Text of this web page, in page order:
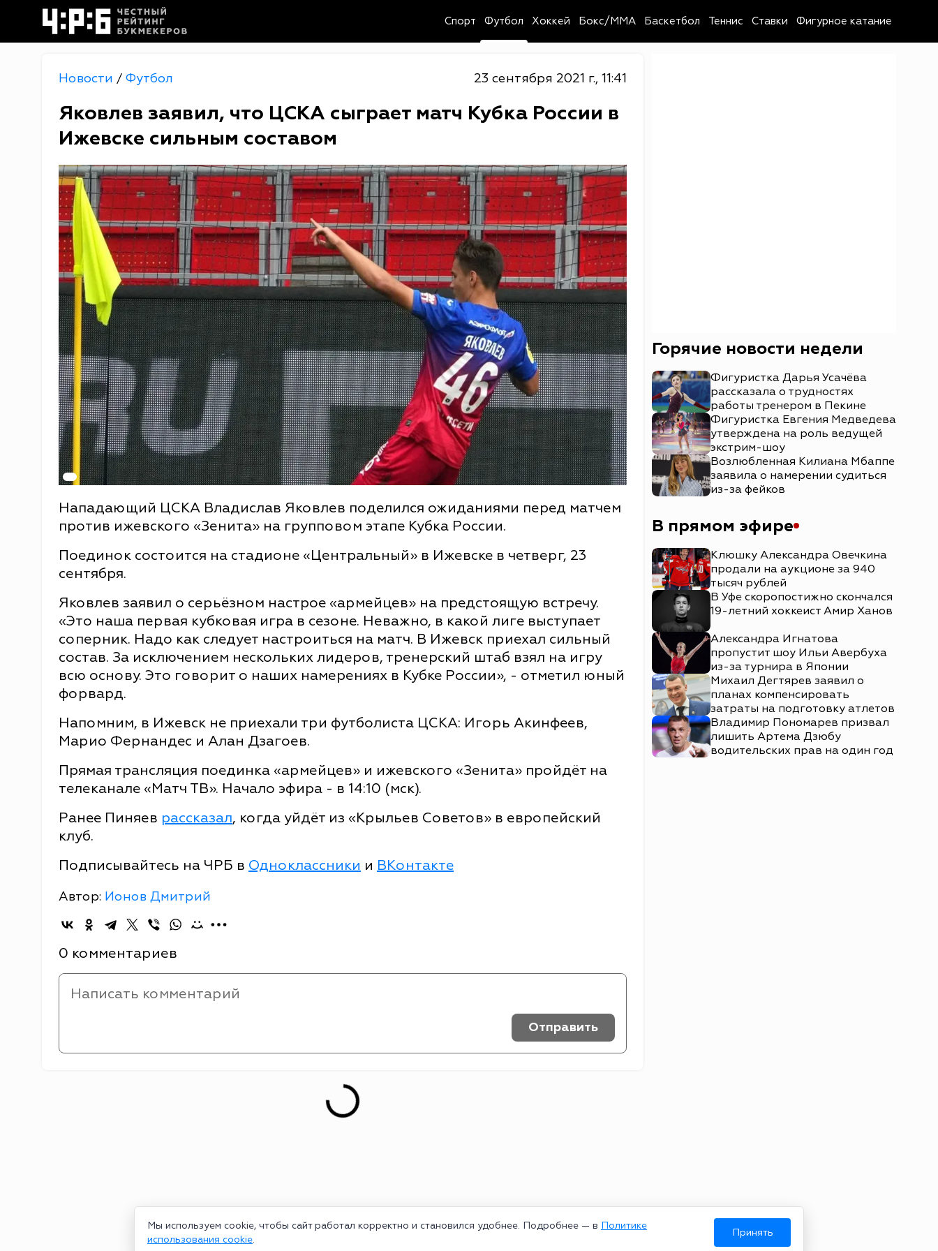
Мы используем cookie, чтобы сайт работал корректно и становился удобнее. Подробнее — в Политике
использования cookie.
Принять
Спорт Футбол Хоккей Бокс/MMA Баскетбол Теннис Ставки Фигурное катание
Новости / Футбол 23 сентября 2021 г., 11:41
Яковлев заявил, что ЦСКА сыграет матч Кубка России в
Ижевске сильным составом
Нападающий ЦСКА Владислав Яковлев поделился ожиданиями перед матчем
против ижевского «Зенита» на групповом этапе Кубка России.
Поединок состоится на стадионе «Центральный» в Ижевске в четверг, 23
сентября.
Яковлев заявил о серьёзном настрое «армейцев» на предстоящую встречу.
«Это наша первая кубковая игра в сезоне. Неважно, в какой лиге выступает
соперник. Надо как следует настроиться на матч. В Ижевск приехал сильный
состав. За исключением нескольких лидеров, тренерский штаб взял на игру
всю основу. Это говорит о наших намерениях в Кубке России», - отметил юный
форвард.
Напомним, в Ижевск не приехали три футболиста ЦСКА: Игорь Акинфеев,
Марио Фернандес и Алан Дзагоев.
Прямая трансляция поединка «армейцев» и ижевского «Зенита» пройдёт на
телеканале «Матч ТВ». Начало эфира - в 14:10 (мск).
Ранее Пиняев рассказал, когда уйдёт из «Крыльев Советов» в европейский
клуб.
Подписывайтесь на ЧРБ в Одноклассники и ВКонтакте
Автор: Ионов Дмитрий
0 комментариев
Отправить
Горячие новости недели
Фигуристка Дарья Усачёва
рассказала о трудностях
работы тренером в Пекине
Фигуристка Евгения Медведева
утверждена на роль ведущей
экстрим-шоу
Возлюбленная Килиана Мбаппе
заявила о намерении судиться
из-за фейков
В прямом эфире
Клюшку Александра Овечкина
продали на аукционе за 940
тысяч рублей
В Уфе скоропостижно скончался
19-летний хоккеист Амир Ханов
Александра Игнатова
пропустит шоу Ильи Авербуха
из-за турнира в Японии
Михаил Дегтярев заявил о
планах компенсировать
затраты на подготовку атлетов
Владимир Пономарев призвал
лишить Артема Дзюбу
водительских прав на один год